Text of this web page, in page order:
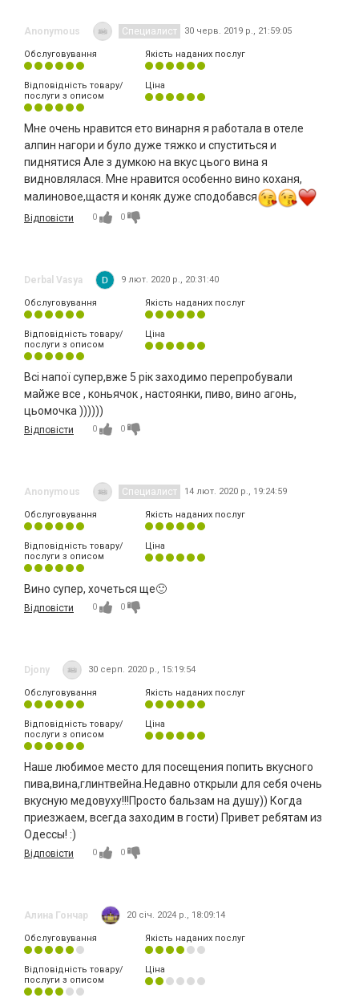
Anonymous Специалист 30 черв. 2019 р., 21:59:05
Обслуговування Якість наданих послуг
Відповідність товару/
послуги з описом
Ціна
Мне очень нравится ето винарня я работала в отеле
алпин нагори и було дуже тяжко и спуститься и
пиднятися Але з думкою на вкус цього вина я
видновлялася. Мне нравится особенно вино коханя,
малиновое,щастя и коняк дуже сподобався
Відповісти 0 0
Derbal Vasya 9 лют. 2020 р., 20:31:40
Обслуговування Якість наданих послуг
Відповідність товару/
послуги з описом
Ціна
Всі напої супер,вже 5 рік заходимо перепробували
майже все , коньячок , настоянки, пиво, вино агонь,
цьомочка ))))))
Відповісти 0 0
Anonymous Специалист 14 лют. 2020 р., 19:24:59
Обслуговування Якість наданих послуг
Відповідність товару/
послуги з описом
Ціна
Вино супер, хочеться ще🙂
Відповісти 0 0
Djony 30 серп. 2020 р., 15:19:54
Обслуговування Якість наданих послуг
Відповідність товару/
послуги з описом
Ціна
Наше любимое место для посещения попить вкусного
пива,вина,глинтвейна.Недавно открыли для себя очень
вкусную медовуху!!!Просто бальзам на душу)) Когда
приезжаем, всегда заходим в гости) Привет ребятам из
Одессы! :)
Відповісти 0 0
Алина Гончар 20 січ. 2024 р., 18:09:14
Обслуговування Якість наданих послуг
Відповідність товару/
послуги з описом
Ціна